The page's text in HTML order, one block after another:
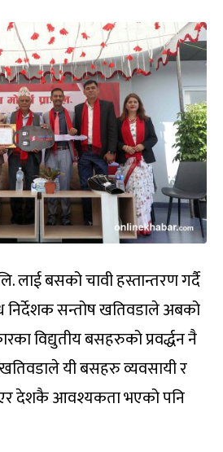
लाई बसको चावी हस्तान्तरण गर्दै
निर्देशक सन्तोष खतिवडाले अबको
विद्युतीय बसहरुको प्रवर्द्धन नै
यी बसहरु व्यवसायी र
देशकै आवश्यकता भएको पनि